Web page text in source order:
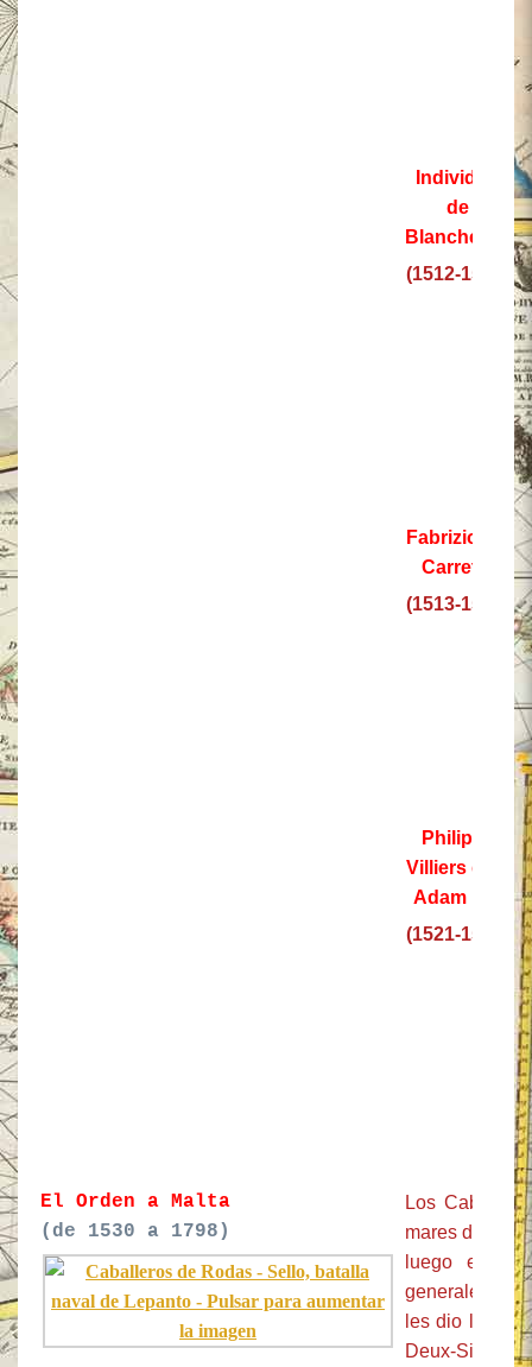
Individuo
de
Blanchefort
(1512-1513)
Fabrizio del
Carretto
(1513-1521)
Philippe
Villiers del -
Adam isle
(1521-1534)
El Orden a Malta
(de 1530 a 1798)
Los
mares
luego en
generales
les dio la isla
Deux-Siciles.